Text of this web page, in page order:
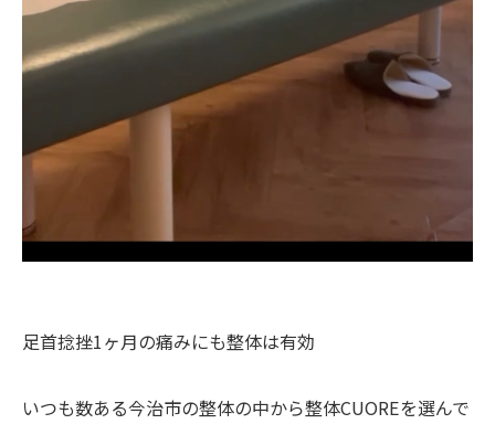
足首捻挫1ヶ月の痛みにも整体は有効
いつも数ある今治市の整体の中から整体CUOREを選んで